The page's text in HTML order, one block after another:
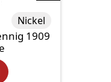
1909
Nickel